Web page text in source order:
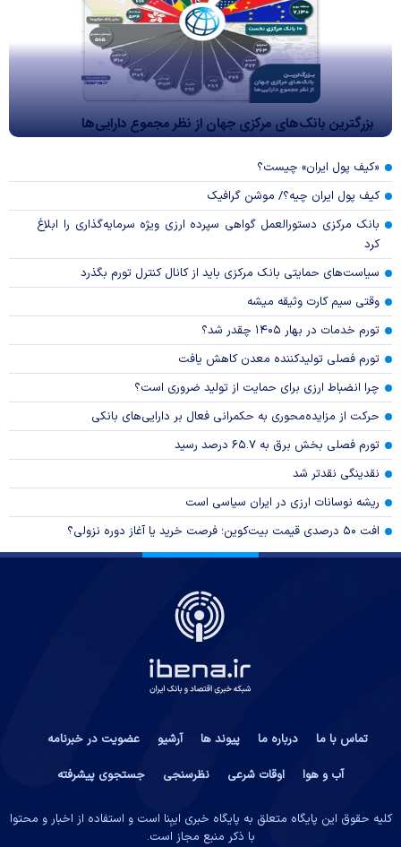
بزرگترین بانک‌های مرکزی جهان از نظر مجموع دارایی‌ها
«کیف پول ایران» چیست؟
کیف پول ایران چیه؟/ موشن گرافیک
بانک مرکزی دستورالعمل گواهی سپرده ارزی ویژه سرمایه‌گذاری را ابلاغ
کرد
سیاست‌های حمایتی بانک مرکزی باید از کانال کنترل تورم بگذرد
وقتی سیم کارت وثیقه میشه
تورم خدمات در بهار ۱۴۰۵ چقدر شد؟
تورم فصلی تولیدکننده معدن کاهش یافت
چرا انضباط ارزی برای حمایت از تولید ضروری است؟
حرکت از مزایده‌محوری به حکمرانی فعال بر دارایی‌های بانکی
تورم فصلی بخش برق به ۶۵.۷ درصد رسید
نقدینگی نقدتر شد
ریشه نوسانات ارزی در ایران سیاسی است
افت ۵۰ درصدی قیمت بیت‌کوین؛ فرصت خرید یا آغاز دوره نزولی؟
تماس با ما درباره ما پیوند ها آرشیو
عضویت در خبرنامه
آب و هوا
اوقات شرعی نظرسنجی جستجوی پیشرفته
کلیه حقوق این پایگاه متعلق به پایگاه خبری ایبِنا است و استفاده از اخبار و محتوا
با ذکر منبع مجاز است.